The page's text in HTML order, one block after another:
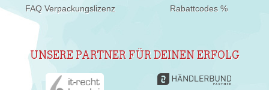
FAQ Verpackungslizenz
Rabattcodes %
UNSERE PARTNER FÜR DEINEN ERFOLG